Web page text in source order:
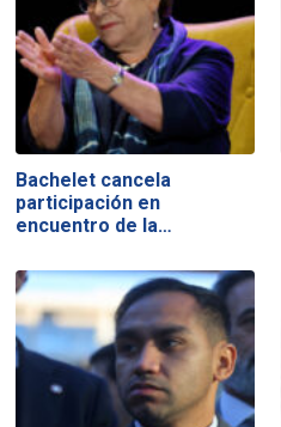
Bachelet cancela
participación en
encuentro de la…